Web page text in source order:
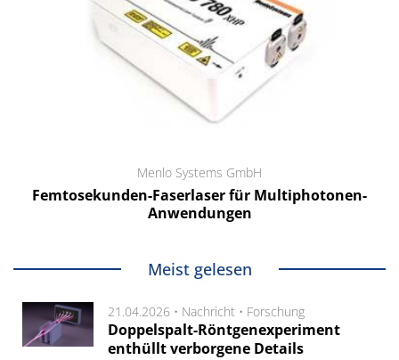
Menlo Systems GmbH
Femtosekunden-Faserlaser für Multiphotonen-
Anwendungen
Meist gelesen
21.04.2026 • Nachricht • Forschung
Doppelspalt-Röntgenexperiment
enthüllt verborgene Details